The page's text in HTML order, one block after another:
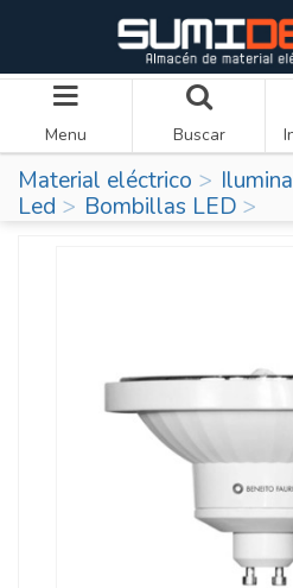
Menu Buscar
Material eléctrico
Led
Bombillas LED